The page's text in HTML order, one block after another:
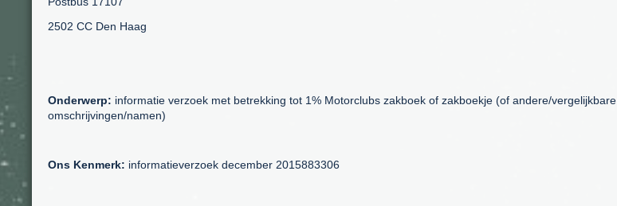
2502 CC Den Haag
Onderwerp: informatie verzoek met betrekking tot 1% Motorclubs zakboek of zakboekje (of andere/vergelijkbare
omschrijvingen/namen)
Ons Kenmerk: informatieverzoek december 2015883306